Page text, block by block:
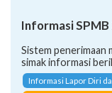
Informasi
Sistem penerimaan
simak informasi
Informasi Lapor Diri